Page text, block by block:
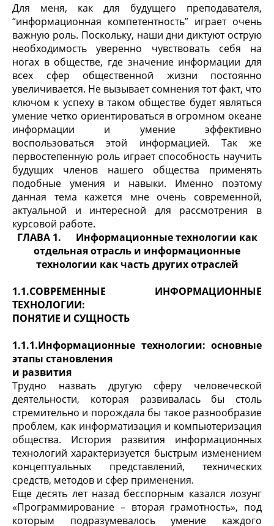
Для меня, как для будущего преподавателя,
“информационная компетентность” играет очень
важную роль. Поскольку, наши дни диктуют острую
необходимость уверенно чувствовать себя на
ногах в обществе, где значение информации для
всех сфер общественной жизни постоянно
увеличивается. Не вызывает сомнения тот факт, что
ключом к успеху в таком обществе будет являться
умение четко ориентироваться в огромном океане
информации и умение эффективно
воспользоваться этой информацией. Так же
первостепенную роль играет способность научить
будущих членов нашего общества применять
подобные умения и навыки. Именно поэтому
данная тема кажется мне очень современной,
актуальной и интересной для рассмотрения в
курсовой работе.
ГЛАВА 1. Информационные технологии как
отдельная отрасль и информационные
технологии как часть других отраслей
1.1.СОВРЕМЕННЫЕ ИНФОРМАЦИОННЫЕ
ТЕХНОЛОГИИ:
ПОНЯТИЕ И СУЩНОСТЬ
1.1.1.Информационные технологии: основные
этапы становления
и развития
Трудно назвать другую сферу человеческой
деятельности, которая развивалась бы столь
стремительно и порождала бы такое разнообразие
проблем, как информатизация и компьютеризация
общества. История развития информационных
технологий характеризуется быстрым изменением
концептуальных представлений, технических
средств, методов и сфер применения.
Еще десять лет назад бесспорным казался лозунг
«Программирование – вторая грамотность», под
которым подразумевалось умение каждого